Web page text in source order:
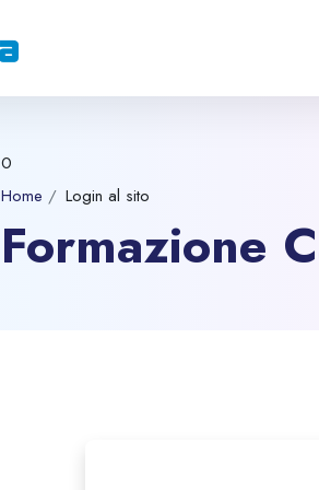
0
Home
Login al sito
Formazione